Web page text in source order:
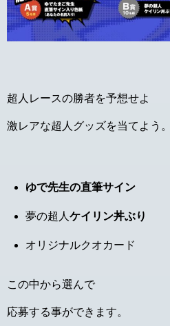
超人レースの勝者を予想せよ
激レアな超人グッズを当てよう。
ゆで先生の直筆サイン
夢の超人ケイリン丼ぶり
オリジナルクオカード
この中から選んで
応募する事ができます。